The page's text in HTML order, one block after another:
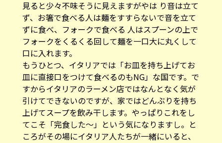
見ると少々不味そうに見えますがやは り音は立て
ず、お箸で食べる人は麺をすすらないで音を立て
ずに食べ、フォークで食べる 人はスプーンの上で
フォークをくるくる回して麺を一口大に丸くして
口に入れます。
もうひとつ、イタリアでは「お皿を持ち上げてお
皿に直接口をつけて食べるのもNG」な国です。で
すからイタリアのラーメン店ではなんとなく気が
引けてできないのですが、家ではどんぶりを持ち
上げてスープを飲み干します。やっぱりこれをし
てこそ「完食した～」という気になりますし。と
ころがその場にイタリア人たちが一緒にいると、